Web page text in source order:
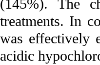
(145%). The
treatments. In
was effectively
acidic